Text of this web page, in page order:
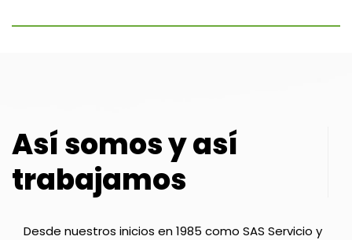
Así somos y así
trabajamos
Desde nuestros inicios en 1985 como SAS Servicio y